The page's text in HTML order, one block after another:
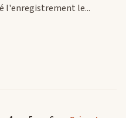
l'enregistrement le...